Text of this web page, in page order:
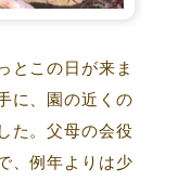
とこの日が来ま
に、園の近くの
た。父母の会役
、例年よりは少